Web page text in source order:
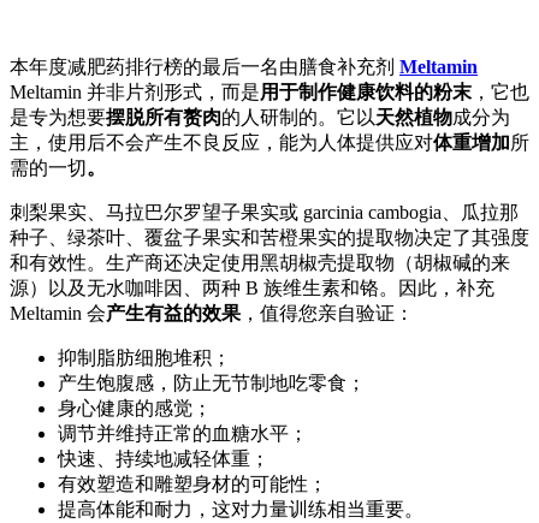
本年度减肥药排行榜的最后一名由膳食补充剂 Meltamin
Meltamin 并非片剂形式，而是用于制作健康饮料的粉末 ，它也
是专为想要摆脱所有赘肉的人研制的。它以天然植物成分为
主，使用后不会产生不良反应，能为人体提供应对体重增加所
需的一切。
刺梨果实、马拉巴尔罗望子果实或 garcinia cambogia、瓜拉那
种子、绿茶叶、覆盆子果实和苦橙果实的提取物决定了其强度
和有效性。生产商还决定使用黑胡椒壳提取物（胡椒碱的来
源）以及无水咖啡因、两种 B 族维生素和铬。因此，补充
Meltamin 会产生有益的效果 ，值得您亲自验证：
抑制脂肪细胞堆积；
产生饱腹感，防止无节制地吃零食；
身心健康的感觉；
调节并维持正常的血糖水平；
快速、持续地减轻体重；
有效塑造和雕塑身材的可能性；
提高体能和耐力，这对力量训练相当重要。